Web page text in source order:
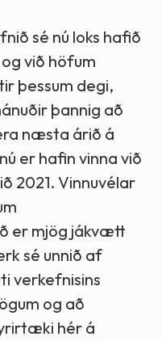
sé nú loks hafið
við höfum
þessum degi,
þannig að
næsta árið á
er hafin vinna við
2021. Vinnuvélar
er mjög jákvætt
sé unnið af
verkefnisins
og að
hér á